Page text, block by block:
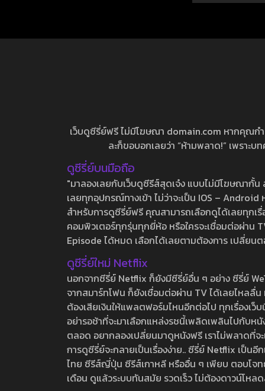
เว็บดูซีรี่ย์ฟรี ไม่มีโฆษณา domain.com หากคุณก
ละก็ขอบอกเลยว่า “ห้ามพลาด!” เพราะ
ดูซีรี่ย์บนมือถือ
"มาลองเลยกับเว็บดูซีรีส์สุดเจ๋ง แบบไม่มีโฆษณากั้
เลยทุกอุปกรณ์ทางเข้า ไม่ว่าจะเป็น IOS –
สำหรับการดูซีรี่ย์ฟรี คุณสามารถเลือกดูได้เลยทุกเ
คอมพิวเตอร์ทุกรุ่นทุกยี่ห้อ หรือใครจะเชื่อมต่อผ่าน
Episode ได้หมด เลือกได้เลยตามต้องการ เปลี่ยน
ดูซีรี่ย์ใหม่ Netflix
นอกจากซีรี่ย์ Netflix ก็ยังมีซีรี่ย์อื่น ๆ อย่าง ซีรี่ย์
จากสมาร์ทโฟน ก็ยังเชื่อมต่อผ่าน TV ได้เลยไหลลื่
ต้องเสียเงินให้แพลตฟอร์มไหนอีกต่อไป ทุกเรื่องเว็
อย่ารอช้าที่จะมาเลือกแหล่งรชนี้เพลิดเพลินไปกับห
ตลอด อยากลองเปลี่ยนมาดูหนังฟรี เราไม่พลาดที่
การดูซีรี่ย์จะกลายเป็นเรื่องง่าย.. ซีรี่ย์ Netflix เป็น
ไทย ซีรีส์ญี่ปุ่น ซีรีส์เกาหลี หรืออื่น ๆ เพียบ ตอบโจท
เดือน ดูแล้วระบบทันสมัย รวดเร็ว ไม่ต้องดาวน์โห